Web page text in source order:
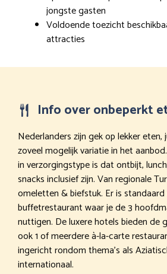
jongste gasten
Voldoende toezicht
attracties
Info over onbeperkt
Nederlanders zijn gek op lekker
zoveel mogelijk variatie in het
in verzorgingstype is dat ontbijt,
snacks inclusief zijn. Van regionale
omeletten & biefstuk. Er is
buffetrestaurant waar je de 3
nuttigen. De luxere hotels bieden de
ook 1 of meerdere à-la-carte
ingericht rondom thema’s als
internationaal.